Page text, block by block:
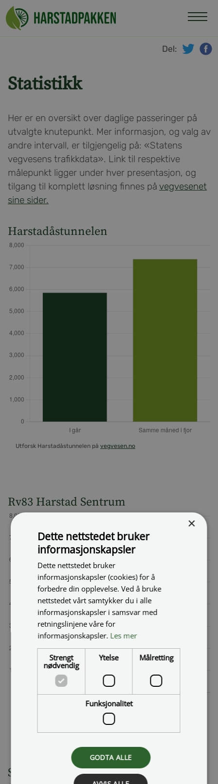
Hopp
til
innhold
Del:
Statistikk
Her er en oversikt over daglige passeringer på
utvalgte knutepunkt. Mer informasjon, og valg av
andre intervall, er tilgjengelig på: «Statens
vegvesens trafikkdata». Link til respektive
målepunkt ligger under hver presentasjon, og
tilgang til komplett løsning finnes på vegvesenet
sine sider.
Harstadåstunnelen
Utforsk Harstadåstunnelen på vegvesen.no
Rv83 Harstad Sentrum
Utforsk Rv83 Harstad Sentrum på vegvesen.no
Sama v/ skolegata
×
Dette nettstedet bruker
informasjonskapsler
Dette nettstedet bruker
informasjonskapsler (cookies) for å
forbedre din opplevelse. Ved å bruke
nettstedet vårt samtykker du i alle
informasjonskapsler i samsvar med
retningslinjene våre for
informasjonskapsler. Les mer
Strengt
nødvendig
Ytelse Målretting
Funksjonalitet
GODTA ALLE